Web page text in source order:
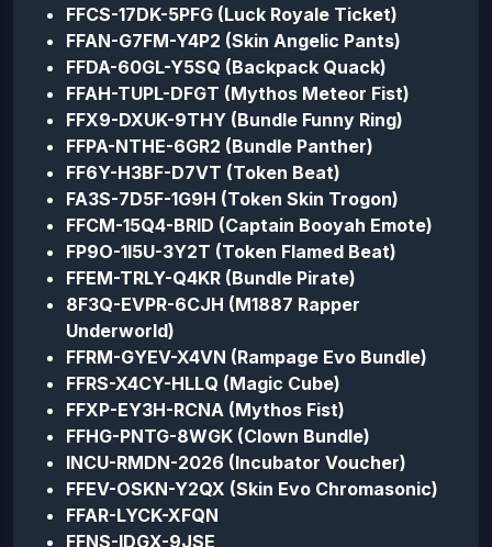
FFCS-17DK-5PFG (Luck Royale Ticket)
FFAN-G7FM-Y4P2 (Skin Angelic Pants)
FFDA-60GL-Y5SQ (Backpack Quack)
FFAH-TUPL-DFGT (Mythos Meteor Fist)
FFX9-DXUK-9THY (Bundle Funny Ring)
FFPA-NTHE-6GR2 (Bundle Panther)
FF6Y-H3BF-D7VT (Token Beat)
FA3S-7D5F-1G9H (Token Skin Trogon)
FFCM-15Q4-BRID (Captain Booyah Emote)
FP9O-1I5U-3Y2T (Token Flamed Beat)
FFEM-TRLY-Q4KR (Bundle Pirate)
8F3Q-EVPR-6CJH (M1887 Rapper
Underworld)
FFRM-GYEV-X4VN (Rampage Evo Bundle)
FFRS-X4CY-HLLQ (Magic Cube)
FFXP-EY3H-RCNA (Mythos Fist)
FFHG-PNTG-8WGK (Clown Bundle)
INCU-RMDN-2026 (Incubator Voucher)
FFEV-OSKN-Y2QX (Skin Evo Chromasonic)
FFAR-LYCK-XFQN
FFNS-IDGX-9JSE